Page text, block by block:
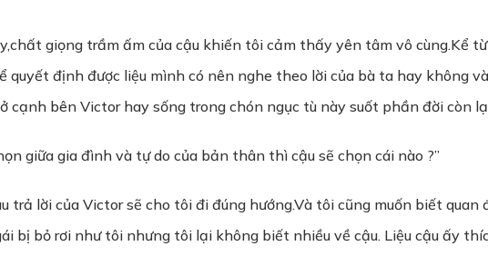
giọng trầm ấm của cậu khiến tôi cảm thấy yên tâm vô cùng.Kể
quyết định được liệu mình có nên nghe theo lời của bà ta hay không
cạnh bên Victor hay sống trong chón ngục tù này suốt phần đời còn
giữa gia đình và tự do của bản thân thì cậu sẽ chọn cái nào ?”
trả lời của Victor sẽ cho tôi đi đúng hướng.Và tôi cũng muốn biết quan
bị bỏ rơi như tôi nhưng tôi lại không biết nhiều về cậu. Liệu cậu ấy